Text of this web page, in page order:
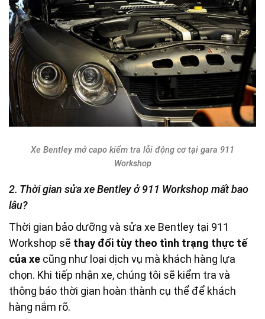
Xe Bentley mở capo kiểm tra lỗi động cơ tại gara 911
Workshop
2. Thời gian sửa xe Bentley ở 911 Workshop mất bao
lâu?
Thời gian bảo dưỡng và sửa xe Bentley tại 911
Workshop sẽ thay đổi tùy theo tình trạng thực tế
của xe cũng như loại dịch vụ mà khách hàng lựa
chọn. Khi tiếp nhận xe, chúng tôi sẽ kiểm tra và
thông báo thời gian hoàn thành cụ thể để khách
hàng nắm rõ.